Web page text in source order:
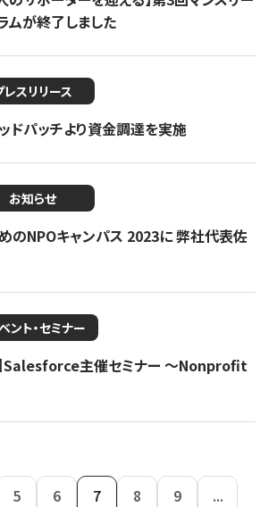
ムが終了しました
レスリリース
ドパッチより資金調達を実施
お知らせ
のNPOキャンパス 2023に 弊社代表佐
ント・セミナー
Salesforce主催セミナー 〜Nonprofit
5 6 7 8 9
...